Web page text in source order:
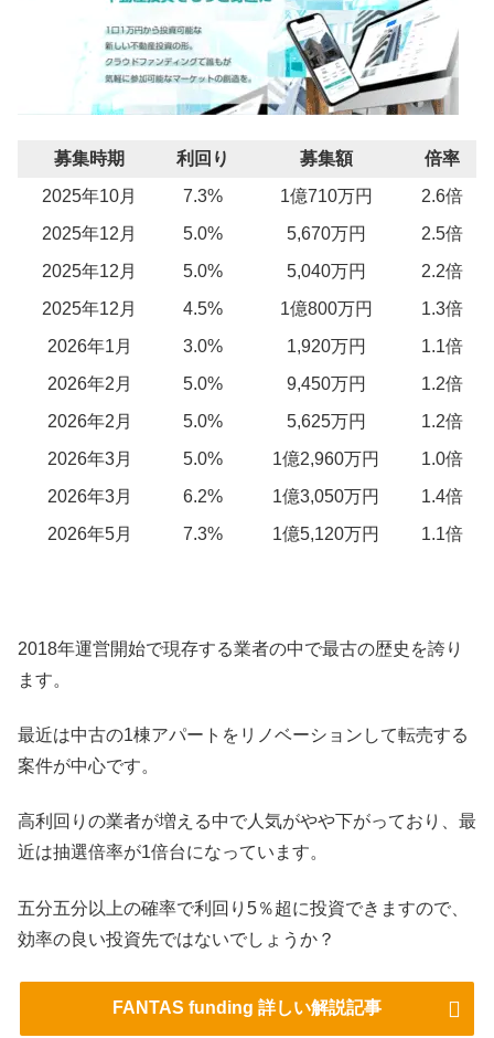
募集時期 利回り 募集額
倍率
2025年10月
7.3% 1億710万円
2.6倍
2025年12月
5.0% 5,670万円
2.5倍
2025年12月
5.0% 5,040万円
2.2倍
2025年12月
4.5% 1億800万円
1.3倍
2026年1月
3.0% 1,920万円
1.1倍
2026年2月
5.0% 9,450万円
1.2倍
2026年2月
5.0% 5,625万円
1.2倍
2026年3月
5.0% 1億2,960万円
1.0倍
2026年3月
6.2% 1億3,050万円
1.4倍
2026年5月
7.3% 1億5,120万円 1.1倍
2018年運営開始で現存する業者の中で最古の歴史を誇り
ます。
最近は中古の1棟アパートをリノベーションして転売する
案件が中心です。
高利回りの業者が増える中で人気がやや下がっており、最
近は抽選倍率が1倍台になっています。
五分五分以上の確率で利回り5％超に投資できますので、
効率の良い投資先ではないでしょうか？
FANTAS funding 詳しい解説記事